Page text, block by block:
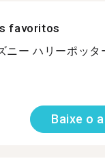
favoritos
ニー ハリーポッタ
Baixe o